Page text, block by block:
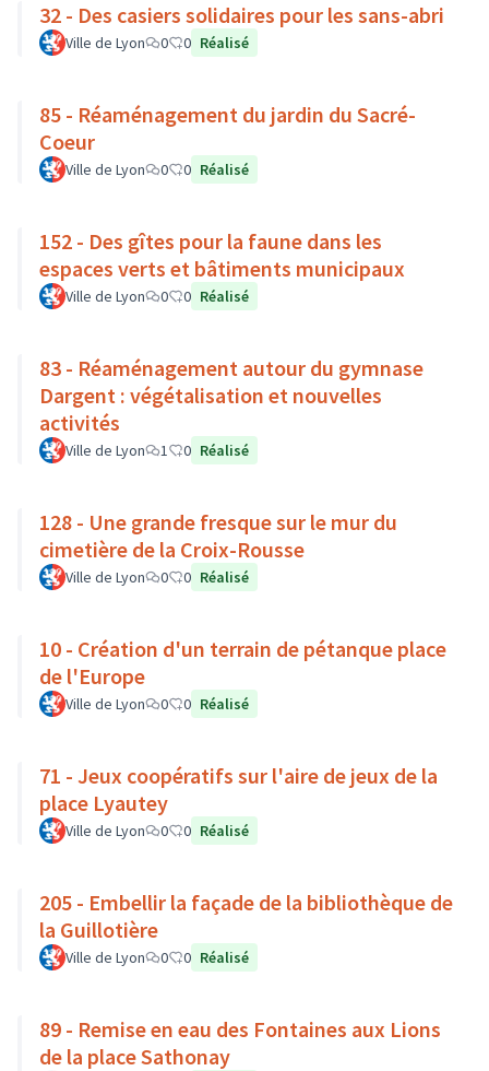
32 - Des casiers solidaires pour les sans-abri
Ville de Lyon 0 0 Réalisé
85 - Réaménagement du jardin du Sacré-
Coeur
Ville de Lyon 0 0 Réalisé
152 - Des gîtes pour la faune dans les
espaces verts et bâtiments municipaux
Ville de Lyon 0 0 Réalisé
83 - Réaménagement autour du gymnase
Dargent : végétalisation et nouvelles
activités
Ville de Lyon 1 0 Réalisé
128 - Une grande fresque sur le mur du
cimetière de la Croix-Rousse
Ville de Lyon 0 0 Réalisé
10 - Création d'un terrain de pétanque place
de l'Europe
Ville de Lyon 0 0 Réalisé
71 - Jeux coopératifs sur l'aire de jeux de la
place Lyautey
Ville de Lyon 0 0 Réalisé
205 - Embellir la façade de la bibliothèque de
la Guillotière
Ville de Lyon 0 0 Réalisé
89 - Remise en eau des Fontaines aux Lions
de la place Sathonay